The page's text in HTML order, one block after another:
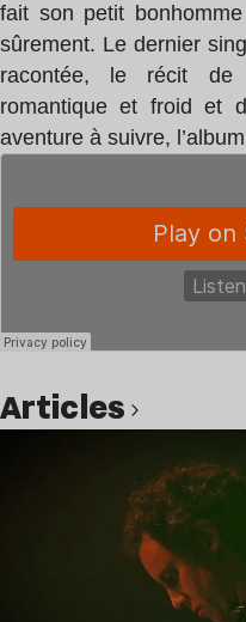
fait son petit
sûrement. Le dernier
racontée, le récit de
romantique et froid et
aventure à suivre,
Articles